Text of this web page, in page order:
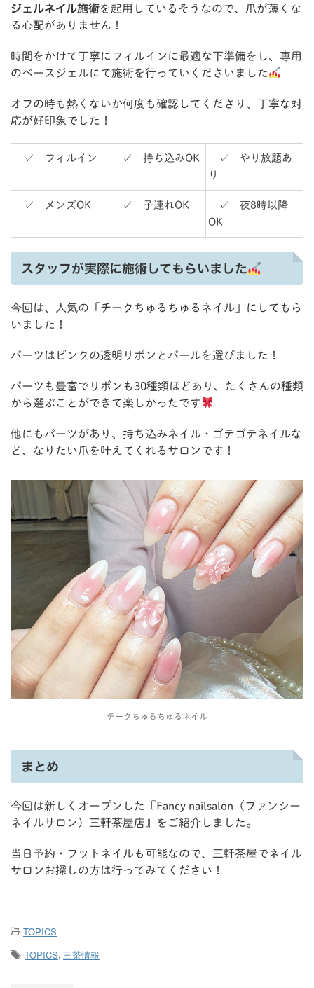
ジェルネイル施術を起用しているそうなので、爪が薄くな
る心配がありません！
時間をかけて丁寧にフィルインに最適な下準備をし、専用
のベースジェルにて施術を行っていくださいました
オフの時も熱くないか何度も確認してくださり、丁寧な対
応が好印象でした！
✓ フィルイン ✓ 持ち込みOK
✓ やり放題あ
り
✓ メンズOK ✓ 子連れOK
✓ 夜8時以降
OK
スタッフが実際に施術してもらいました
今回は、人気の「チークちゅるちゅるネイル」にしてもら
いました！
パーツはピンクの透明リボンとパールを選びました！
パーツも豊富でリボンも30種類ほどあり、たくさんの種類
から選ぶことができて楽しかったです
他にもパーツがあり、持ち込みネイル・ゴテゴテネイルな
ど、なりたい爪を叶えてくれるサロンです！
チークちゅるちゅるネイル
まとめ
今回は新しくオープンした『Fancy nailsalon（ファンシー
ネイルサロン）三軒茶屋店』をご紹介しました。
当日予約・フットネイルも可能なので、三軒茶屋でネイル
サロンお探しの方は行ってみてください！
-TOPICS
-TOPICS, 三茶情報